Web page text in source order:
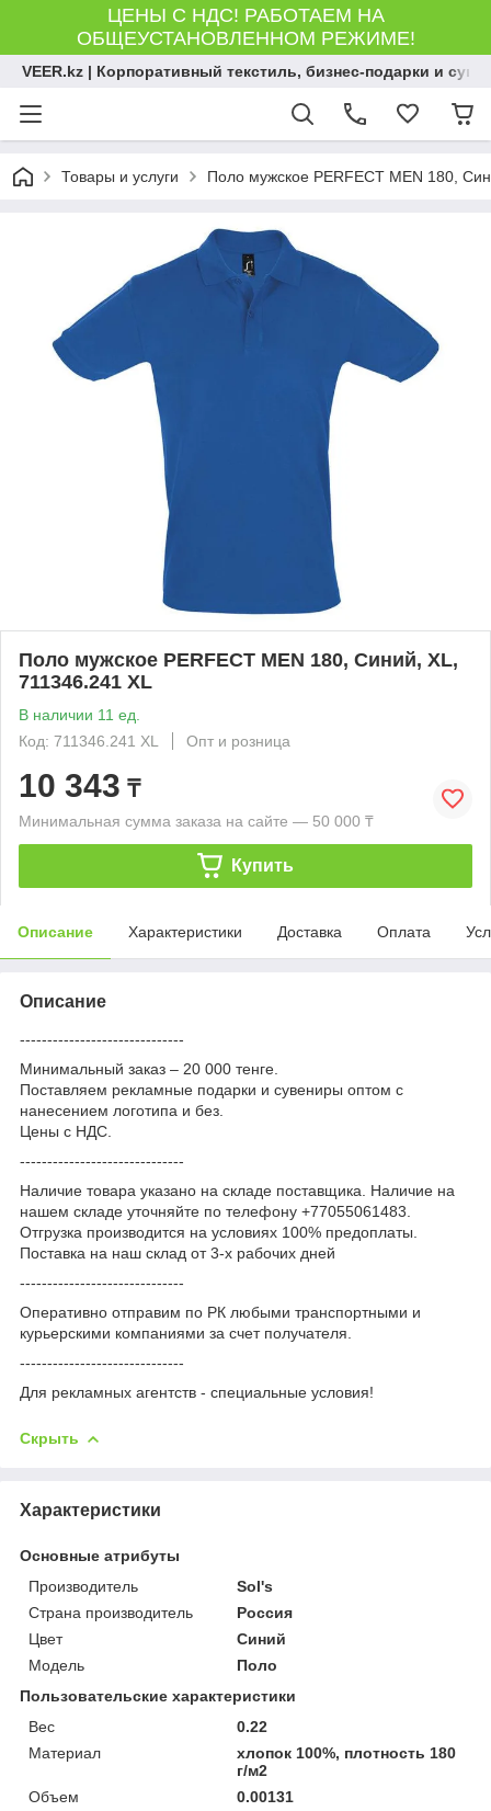
ЦЕНЫ С НДС! РАБОТАЕМ НА
ОБЩЕУСТАНОВЛЕННОМ РЕЖИМЕ!
VEER.kz | Корпоративный текстиль, бизнес-подарки и
Товары и услуги Поло мужское PERFECT MEN 180,
Поло мужское PERFECT MEN 180, Синий, XL,
711346.241 XL
В наличии 11 ед.
Код: 711346.241 XL
Опт и розница
10 343 ₸
Минимальная сумма заказа на сайте — 50 000 ₸
Купить
Описание Характеристики Доставка Оплата
Описание
------------------------------
Минимальный заказ – 20 000 тенге.
Поставляем рекламные подарки и сувениры оптом с
нанесением логотипа и без.
Цены с НДС.
------------------------------
Наличие товара указано на складе поставщика. Наличие на
нашем складе уточняйте по телефону +77055061483.
Отгрузка производится на условиях 100% предоплаты.
Поставка на наш склад от 3-x рабочих дней
------------------------------
Оперативно отправим по РК любыми транспортными и
курьерскими компаниями за счет получателя.
------------------------------
Для рекламных агентств - специальные условия!
Скрыть
Характеристики
Основные атрибуты
Производитель
Sol's
Страна производитель
Россия
Цвет
Синий
Мoдель
Поло
Пользовательские характеристики
Вес
0.22
Материал
хлопок 100%, плотность 180
г/м2
Объем
0.00131